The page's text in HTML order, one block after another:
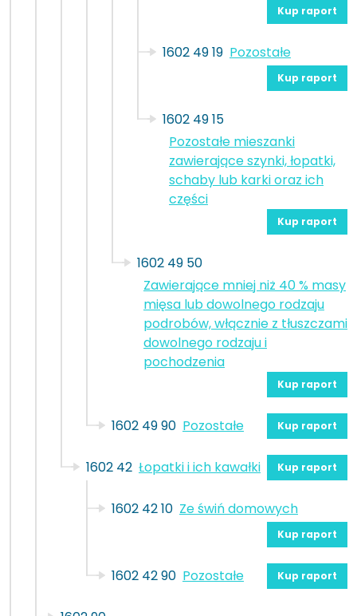
Kup raport
1602 49 19 Pozostałe
Kup raport
1602 49 15
Pozostałe mieszanki
zawierające szynki, łopatki,
schaby lub karki oraz ich
części
Kup raport
1602 49 50
Zawierające mniej niż 40 % masy
mięsa lub dowolnego rodzaju
podrobów, włącznie z tłuszczami
dowolnego rodzaju i
pochodzenia
Kup raport
1602 49 90 Pozostałe Kup raport
1602 42 Łopatki i ich kawałki Kup raport
1602 42 10 Ze świń domowych
Kup raport
1602 42 90 Pozostałe Kup raport